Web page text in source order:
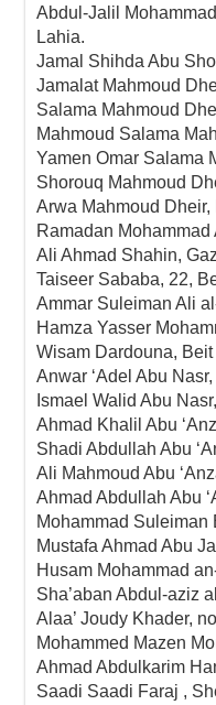
Abdul-Jalil
Lahia.
Jamal Shihda Abu
Jamalat Mahmoud
Salama Mahmoud
Mahmoud Salama
Yamen Omar Salama
Shorouq Mahmoud
Arwa Mahmoud Dheir,
Ramadan
Ali Ahmad Shahin,
Taiseer Sababa, 22,
Ammar Suleiman Ali
Hamza Yasser
Wisam Dardouna, Beit
Anwar ‘Adel Abu
Ismael Walid Abu
Ahmad Khalil Abu
Shadi Abdullah Abu
Ali Mahmoud Abu
Ahmad Abdullah Abu
Mohammad Suleiman
Mustafa Ahmad Abu
Husam Mohammad
Sha’aban Abdul-aziz
Alaa’ Joudy Khader,
Mohammed Mazen
Ahmad Abdulkarim
Saadi Saadi Faraj ,